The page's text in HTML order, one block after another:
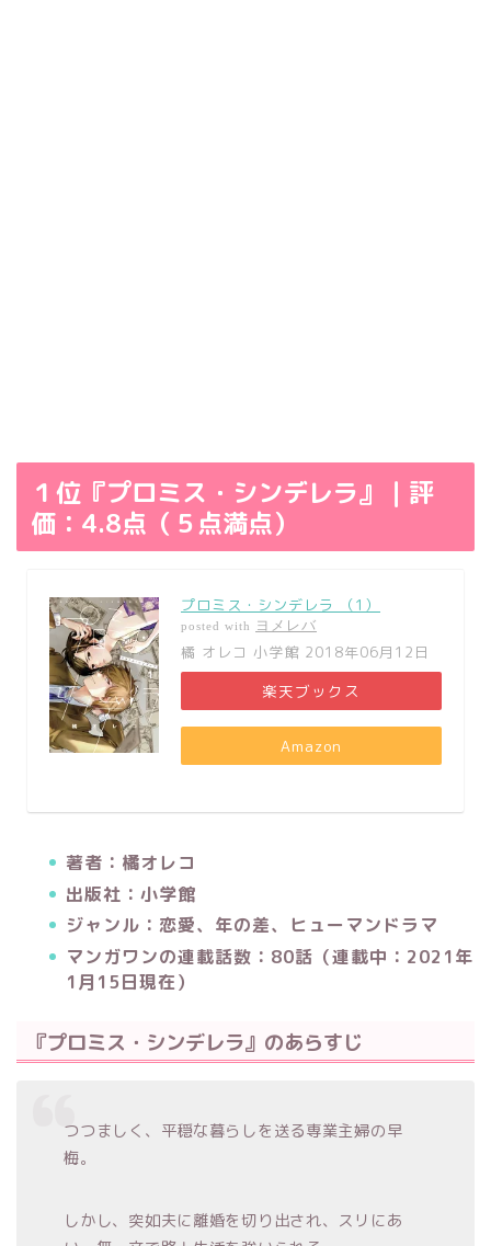
１位『プロミス・シンデレラ』｜評
価：4.8点（５点満点）
プロミス・シンデレラ （1）
posted with ヨメレバ
橘 オレコ 小学館 2018年06月12日
楽天ブックス
Amazon
著者：橘オレコ
出版社：小学館
ジャンル：恋愛、年の差、ヒューマンドラマ
マンガワンの連載話数：80話（連載中：2021年
1月15日現在）
『プロミス・シンデレラ』のあらすじ
つつましく、平穏な暮らしを送る専業主婦の早
梅。
しかし、突如夫に離婚を切り出され、スリにあ